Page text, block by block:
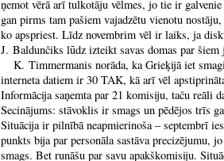
ņemot vērā arī tulkotāju vēlmes, jo tie ir
gan pirms tam pašiem vajadzētu vienotu
ko apspriest. Līdz novembrim vēl ir laiks, ja
J. Baldunčiks lūdz izteikt savas domas par šiem
K. Timmermanis norāda, ka Grieķijā iet
interneta datiem ir 30 TAK, kā arī vēl
Informācija saņemta par 21 komisiju, taču reāli
Secinājums: stāvoklis ir smags un pēdējos trīs
Situācija ir pilnībā neapmierinoša – septembrī
punkts bija par personāla sastāva precizējumu,
smags. Bet runāšu par savu apakškomisiju.